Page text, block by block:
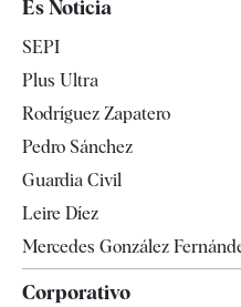
Televisión
Es Noticia
SEPI
Plus Ultra
Rodríguez Zapatero
Pedro Sánchez
Guardia Civil
Leire Díez
Mercedes González
Corporativo